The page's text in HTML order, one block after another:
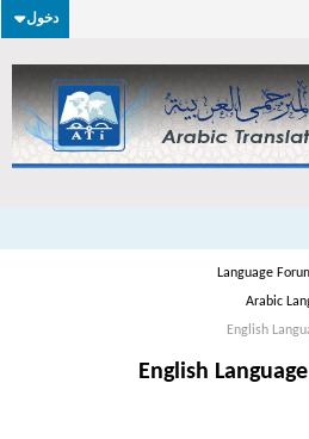
دخول
منتدى اللغة الإنجليزية English Language